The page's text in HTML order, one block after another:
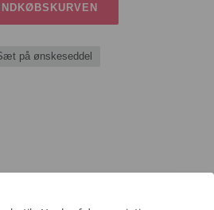
på ønskeseddel